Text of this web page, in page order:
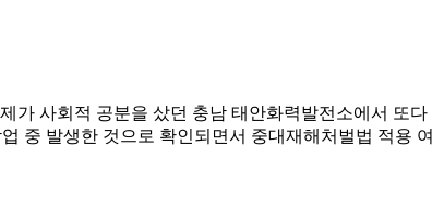
가 사회적 공분을 샀던 충남 태안화력발전소에서 또다
중 발생한 것으로 확인되면서 중대재해처벌법 적용 여